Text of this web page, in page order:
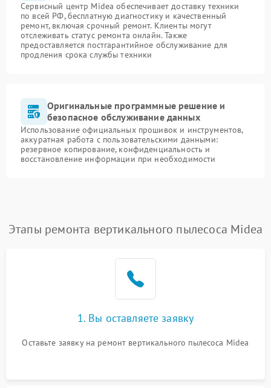
Сервисный центр Midea обеспечивает доставку техники
по всей РФ, бесплатную диагностику и качественный
ремонт, включая срочный ремонт. Клиенты могут
отслеживать статус ремонта онлайн. Также
предоставляется постгарантийное обслуживание для
продления срока службы техники
Оригинальные программные решение и
безопасное обслуживание данных
Использование официальных прошивок и инструментов,
аккуратная работа с пользовательскими данными:
резервное копирование, конфиденциальность и
восстановление информации при необходимости
Этапы ремонта вертикального пылесоса Midea
1. Вы оставляете заявку
Оставьте заявку на ремонт вертикального пылесоса Midea